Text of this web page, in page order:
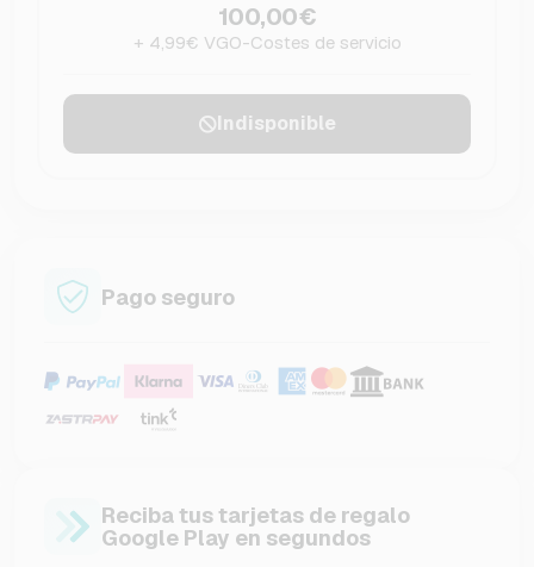
100,00€
+ 4,99€ VGO-Costes de servicio
Indisponible
Pago seguro
Reciba tus tarjetas de regalo
Google Play en segundos